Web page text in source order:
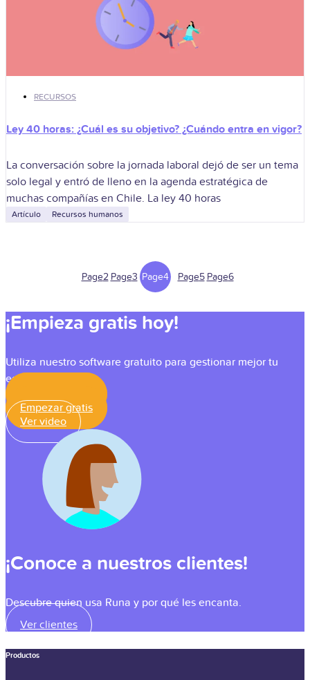
RECURSOS
Ley 40 horas: ¿Cuál es su objetivo? ¿Cuándo entra en vigor?
La conversación sobre la jornada laboral dejó de ser un tema
solo legal y entró de lleno en la agenda estratégica de
muchas compañías en Chile. La ley 40 horas
Artículo Recursos humanos
Page2 Page3 Page4 Page5 Page6
¡Empieza gratis hoy!
Utiliza nuestro software gratuito para gestionar mejor tu
equipo
Empezar gratis
Ver video
¡Conoce a nuestros clientes!
Descubre quien usa Runa y por qué les encanta.
Ver clientes
Productos